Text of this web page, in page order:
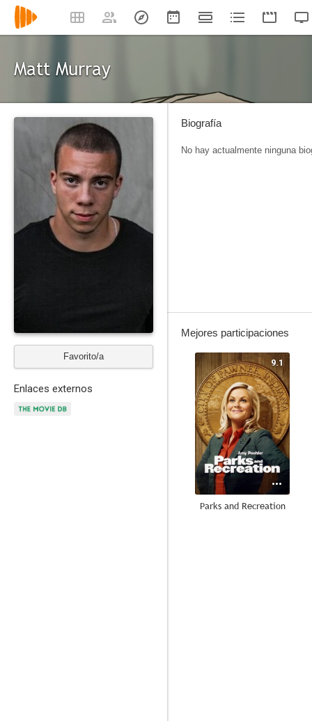
Matt Murray
Favorito/a
Enlaces externos
Biografía
No hay actualmente ninguna
Mejores participaciones
9.1
Parks and Recreation